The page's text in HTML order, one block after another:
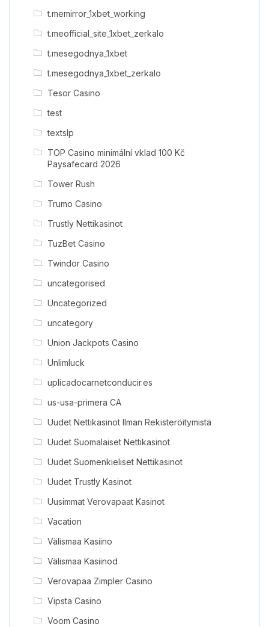
t.memirror_1xbet_working
t.meofficial_site_1xbet_zerkalo
t.mesegodnya_1xbet
t.mesegodnya_1xbet_zerkalo
Tesor Casino
test
textslp
TOP Casino minimální vklad 100 Kč
Paysafecard 2026
Tower Rush
Trumo Casino
Trustly Nettikasinot
TuzBet Casino
Twindor Casino
uncategorised
Uncategorized
uncategory
Union Jackpots Casino
Unlimluck
uplicadocarnetconducir.es
us-usa-primera CA
Uudet Nettikasinot Ilman Rekisteröitymistä
Uudet Suomalaiset Nettikasinot
Uudet Suomenkieliset Nettikasinot
Uudet Trustly Kasinot
Uusimmat Verovapaat Kasinot
Vacation
Välismaa Kasiino
Välismaa Kasiinod
Verovapaa Zimpler Casino
Vipsta Casino
Voom Casino